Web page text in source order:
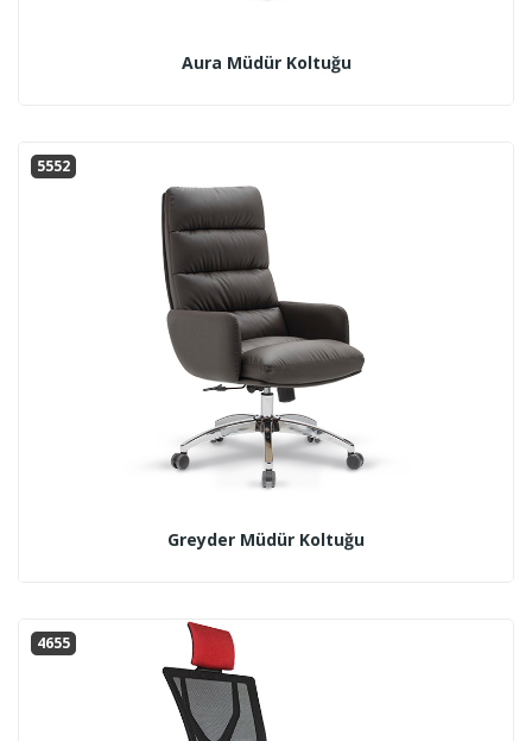
Aura Müdür Koltuğu
5552
Greyder Müdür Koltuğu
4655